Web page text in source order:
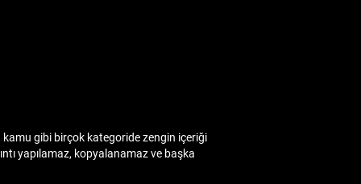
gibi birçok kategoride zengin içeriği
yapılamaz, kopyalanamaz ve başka